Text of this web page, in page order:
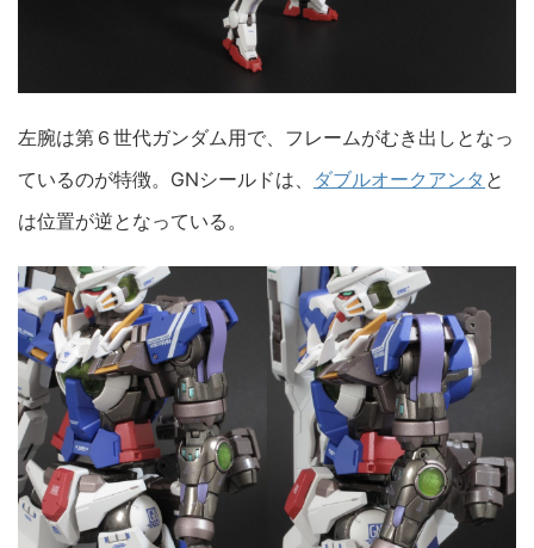
左腕は第６世代ガンダム用で、フレームがむき出しとなっ
ているのが特徴。GNシールドは、 ダブルオークアンタ と
は位置が逆となっている。